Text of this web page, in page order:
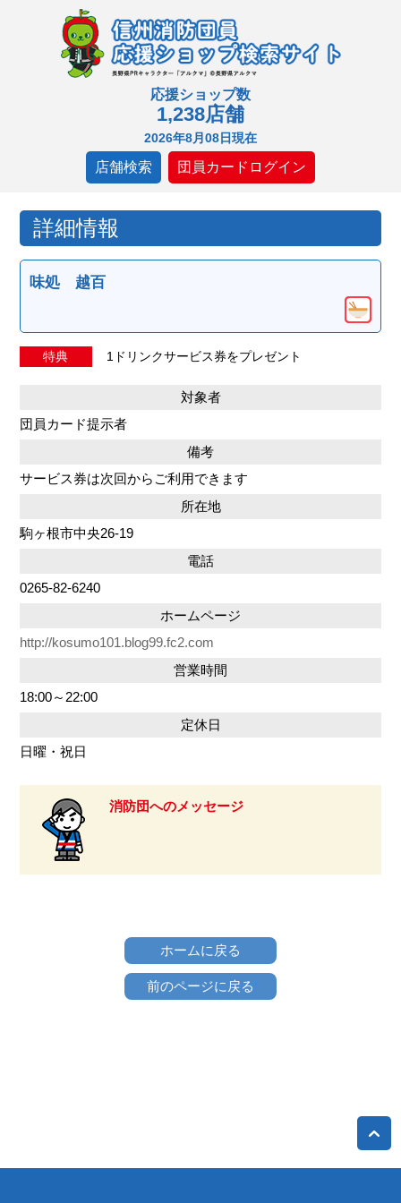
応援ショップ数
1,238店舗
2026年8月08日現在
店舗検索 団員カードログイン
詳細情報
味処 越百
特典 1ドリンクサービス券をプレゼント
対象者
団員カード提示者
備考
サービス券は次回からご利用できます
所在地
駒ヶ根市中央26-19
電話
0265-82-6240
ホームページ
http://kosumo101.blog99.fc2.com
営業時間
18:00～22:00
定休日
日曜・祝日
消防団へのメッセージ
ホームに戻る
前のページに戻る